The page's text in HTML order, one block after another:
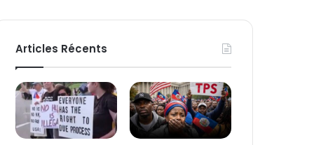
Articles Récents